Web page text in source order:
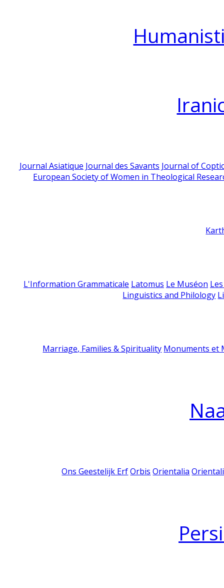
Journal Asiatique Journal des Savants Journal of
European Society of Women in Theological
L'Information Grammaticale Latomus Le Muséon
Linguistics and Philology
Marriage, Families & Spirituality Monuments et
Ons Geestelijk Erf Orbis Orientalia